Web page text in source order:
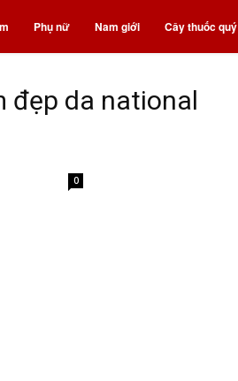
Phụ nữ Nam giới Cây thuốc quý
đẹp da national
0